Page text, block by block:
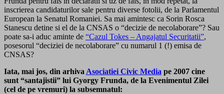
inscrierea candidaturilor sale pentru diverse fotolii, de la Parlamentul
European la Senatul Romaniei. Sa mai amintesc ca Sorin Rosca
Stanescu detine si el de la CNSAS o “decizie de necolaborare”? Sau
poate sa-i aduc aminte de “Cazul Tokes – Angajatul Securitatii”,
posesorul “deciziei de necolaborare” cu numarul 1 (!) emisa de
CNSAS?
Iata, mai jos, din arhiva Asociatiei Civic Media pe 2007 cine
sunt “santajistii” lui Gyorgy Frunda, de la Evenimentul Zilei
(cel de pe vremuri) la subsemnatul: